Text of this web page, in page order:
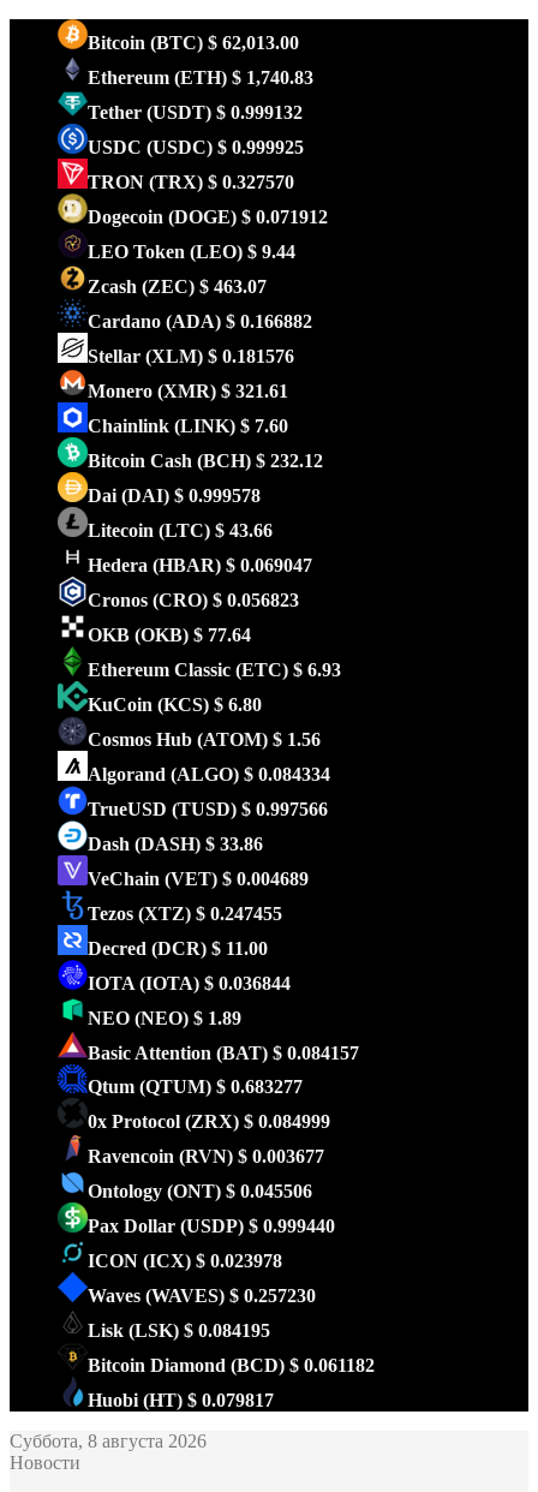
Bitcoin (BTC) $ 62,013.00
Ethereum (ETH) $ 1,740.83
Tether (USDT) $ 0.999132
USDC (USDC) $ 0.999925
TRON (TRX) $ 0.327570
Dogecoin (DOGE) $ 0.071912
LEO Token (LEO) $ 9.44
Zcash (ZEC) $ 463.07
Cardano (ADA) $ 0.166882
Stellar (XLM) $ 0.181576
Monero (XMR) $ 321.61
Chainlink (LINK) $ 7.60
Bitcoin Cash (BCH) $ 232.12
Dai (DAI) $ 0.999578
Litecoin (LTC) $ 43.66
Hedera (HBAR) $ 0.069047
Cronos (CRO) $ 0.056823
OKB (OKB) $ 77.64
Ethereum Classic (ETC) $ 6.93
KuCoin (KCS) $ 6.80
Cosmos Hub (ATOM) $ 1.56
Algorand (ALGO) $ 0.084334
TrueUSD (TUSD) $ 0.997566
Dash (DASH) $ 33.86
VeChain (VET) $ 0.004689
Tezos (XTZ) $ 0.247455
Decred (DCR) $ 11.00
IOTA (IOTA) $ 0.036844
NEO (NEO) $ 1.89
Basic Attention (BAT) $ 0.084157
Qtum (QTUM) $ 0.683277
0x Protocol (ZRX) $ 0.084999
Ravencoin (RVN) $ 0.003677
Ontology (ONT) $ 0.045506
Pax Dollar (USDP) $ 0.999440
ICON (ICX) $ 0.023978
Waves (WAVES) $ 0.257230
Lisk (LSK) $ 0.084195
Bitcoin Diamond (BCD) $ 0.061182
Huobi (HT) $ 0.079817
Суббота, 8 августа 2026
Новости